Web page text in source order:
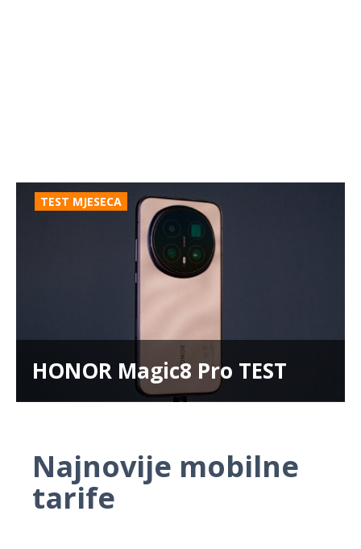
TEST MJESECA
HONOR Magic8 Pro TEST
Najnovije mobilne
tarife